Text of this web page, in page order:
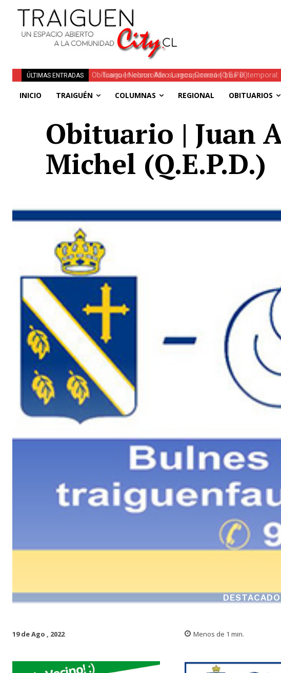
ÚLTIMAS ENTRADAS
Traiguén consolida su recuperación tras el temporal:
INICIO TRAIGUÉN COLUMNAS REGIONAL OBITUARIOS
Obituario | Juan
Michel (Q.E.P.D.)
DESTACADO
19 de Ago , 2022 Menos de 1 min.